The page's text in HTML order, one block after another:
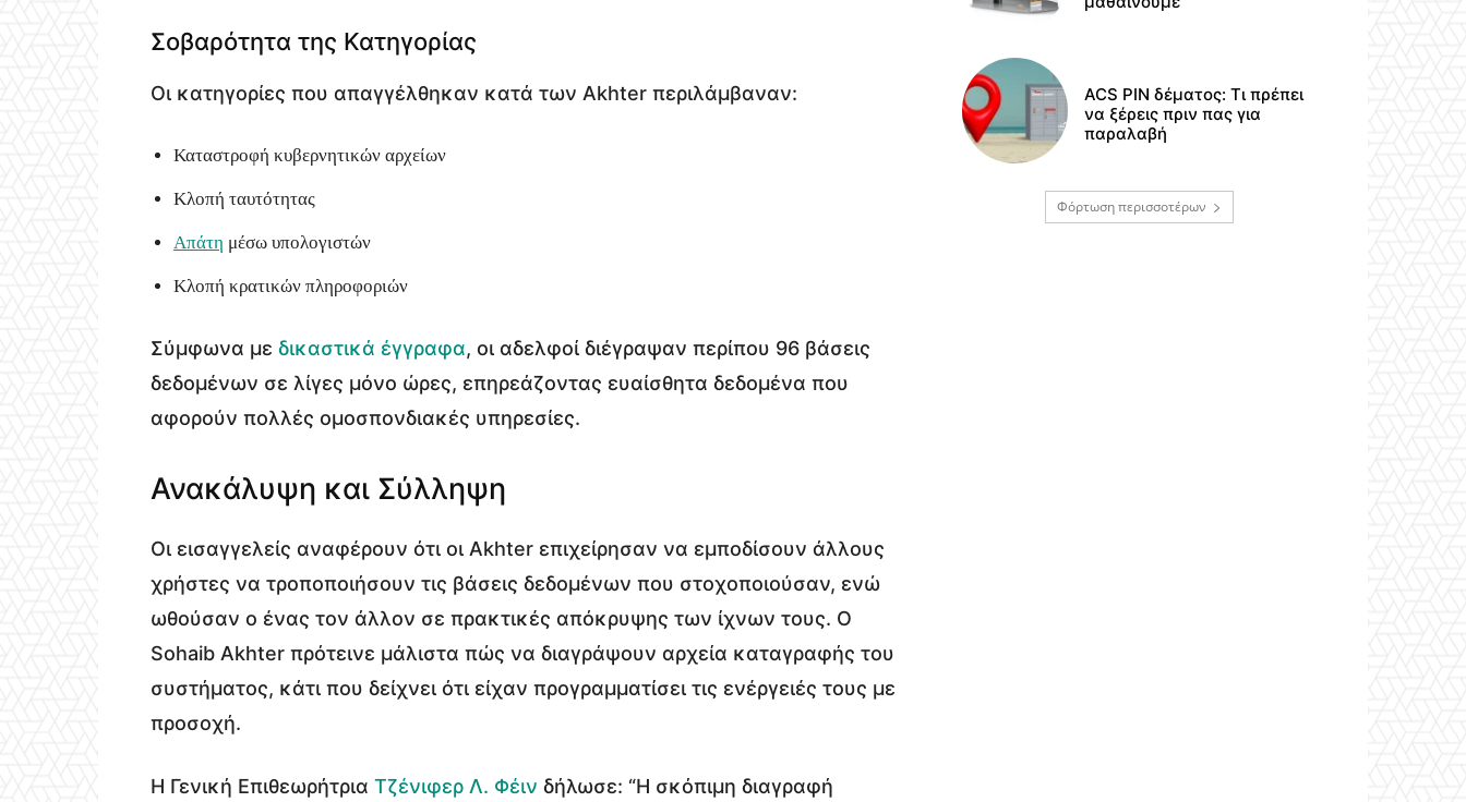
Σοβαρότητα της Κατηγορίας
Οι κατηγορίες που απαγγέλθηκαν κατά των Akhter περιλάμβαναν:
Καταστροφή κυβερνητικών αρχείων
Κλοπή ταυτότητας
Απάτη μέσω υπολογιστών
Κλοπή κρατικών πληροφοριών
Σύμφωνα με δικαστικά έγγραφα, οι αδελφοί διέγραψαν περίπου 96 βάσεις
δεδομένων σε λίγες μόνο ώρες, επηρεάζοντας ευαίσθητα δεδομένα που
αφορούν πολλές ομοσπονδιακές υπηρεσίες.
Ανακάλυψη και Σύλληψη
Οι εισαγγελείς αναφέρουν ότι οι Akhter επιχείρησαν να εμποδίσουν άλλους
χρήστες να τροποποιήσουν τις βάσεις δεδομένων που στοχοποιούσαν, ενώ
ωθούσαν ο ένας τον άλλον σε πρακτικές απόκρυψης των ίχνων τους. Ο
Sohaib Akhter πρότεινε μάλιστα πώς να διαγράψουν αρχεία καταγραφής του
συστήματος, κάτι που δείχνει ότι είχαν προγραμματίσει τις ενέργειές τους με
προσοχή.
Η Γενική Επιθεωρήτρια Τζένιφερ Λ. Φέιν δήλωσε: “Η σκόπιμη διαγραφή
ACS PIN δέματος: Τι πρέπει
να ξέρεις πριν πας για
παραλαβή
Φόρτωση περισσοτέρων